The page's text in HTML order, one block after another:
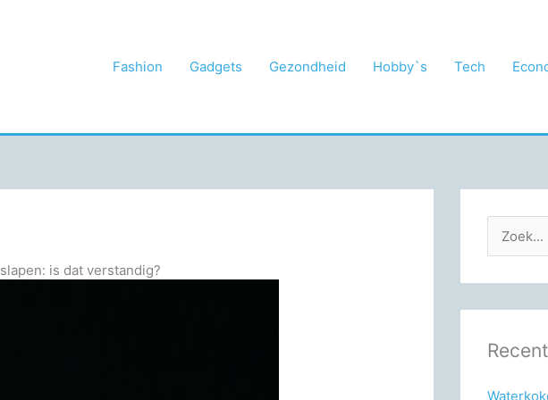
Fashion Gadgets Gezondheid Hobby`s Tech
is dat verstandig?
o
e
k
a
a